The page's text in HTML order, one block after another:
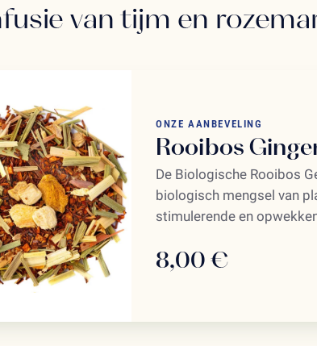
van tijm en
ONZE AANBEVELING
Rooibos
De Biologische Rooibos
biologisch mengsel van
stimulerende en
8,00 €